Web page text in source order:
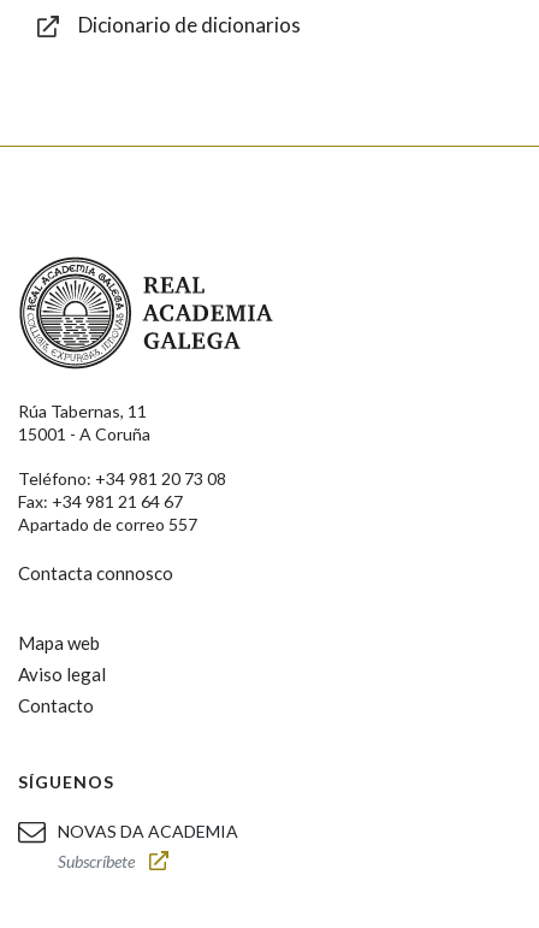
Dicionario de dicionarios
Real Academia Galega
Rúa Tabernas, 11
15001 - A Coruña
Teléfono: +34 981 20 73 08
Fax: +34 981 21 64 67
Apartado de correo 557
Contacta connosco
Mapa web
Aviso legal
Contacto
SÍGUENOS
NOVAS DA ACADEMIA
Subscríbete